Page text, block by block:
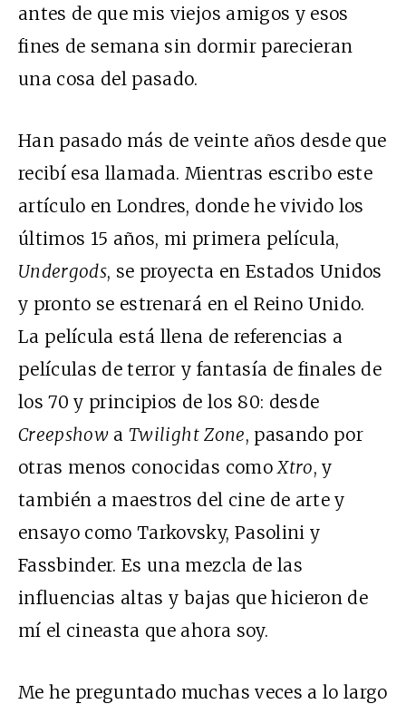
antes de que mis viejos amigos y esos
fines de semana sin dormir parecieran
una cosa del pasado.
Han pasado más de veinte años desde que
recibí esa llamada. Mientras escribo este
artículo en Londres, donde he vivido los
últimos 15 años, mi primera película,
Undergods, se proyecta en Estados Unidos
y pronto se estrenará en el Reino Unido.
La película está llena de referencias a
películas de terror y fantasía de finales de
los 70 y principios de los 80: desde
Creepshow aTwilight Zone, pasando por
otras menos conocidas comoXtro, y
también a maestros del cine de arte y
ensayo como Tarkovsky, Pasolini y
Fassbinder. Es una mezcla de las
influencias altas y bajas que hicieron de
mí el cineasta que ahora soy.
Me he preguntado muchas veces a lo largo